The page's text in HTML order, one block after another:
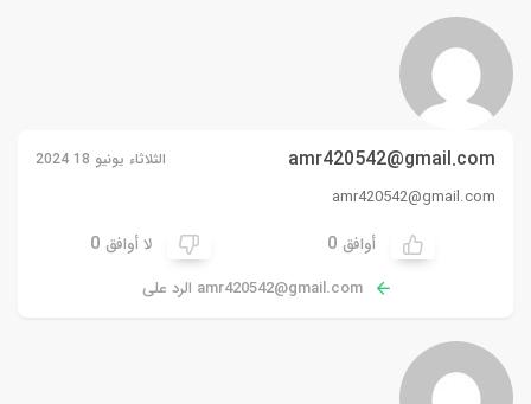
amr420542@gmail.com الثلاثاء يونيو 18 2024
amr420542@gmail.com
أوافق 0 لا أوافق 0
amr420542@gmail.com الرد على